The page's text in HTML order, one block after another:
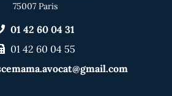
75007 Paris
01 42 60 04 31
01 42 60 04 55